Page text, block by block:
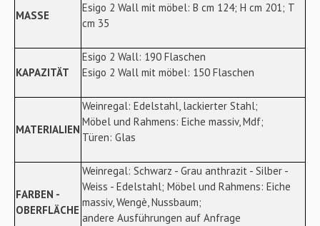
MASSE
Esigo 2 Wall mit möbel: B cm 124; H cm 201; T
cm 35
KAPAZITÄT
Esigo 2 Wall: 190 Flaschen
Esigo 2 Wall mit möbel: 150 Flaschen
MATERIALIEN
Weinregal: Edelstahl, lackierter Stahl;
Möbel und Rahmens: Eiche massiv, Mdf;
Türen: Glas
FARBEN -
OBERFLÄCHE
Weinregal: Schwarz - Grau anthrazit - Silber -
Weiss - Edelstahl; Möbel und Rahmens: Eiche
massiv, Wengè, Nussbaum;
andere Ausführungen auf Anfrage